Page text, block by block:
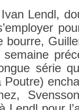
Lendl,
bour­re,
série